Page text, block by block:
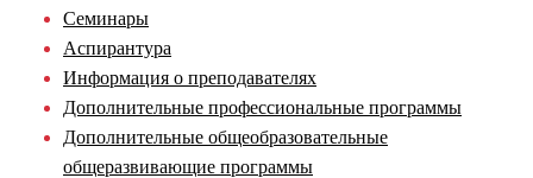
Семинары
Аспирантура
Информация о преподавателях
Дополнительные профессиональные программы
Дополнительные общеобразовательные
общеразвивающие программы